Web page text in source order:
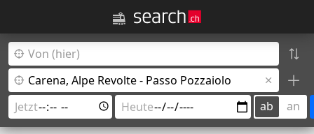
ab an